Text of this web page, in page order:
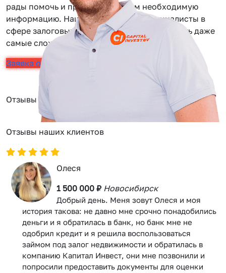
рады помочь и предоставить вам необходимую
информацию. Наши сотрудники — специалисты в
сфере залоговых займов, помогут вам решить даже
самые сложные задачи.
Заявка онлайн
Отзывы
Отзывы наших клиентов
Олеся
1 500 000 ₽ Новосибирск
Добрый день. Меня зовут Олеся и моя
история такова: не давно мне срочно понадобились
деньги и я обратилась в банк, но банк мне не
одобрил кредит и я решила воспользоваться
займом под залог недвижимости и обратилась в
компанию Капитал Инвест, они мне позвонили и
попросили предоставить документы для оценки